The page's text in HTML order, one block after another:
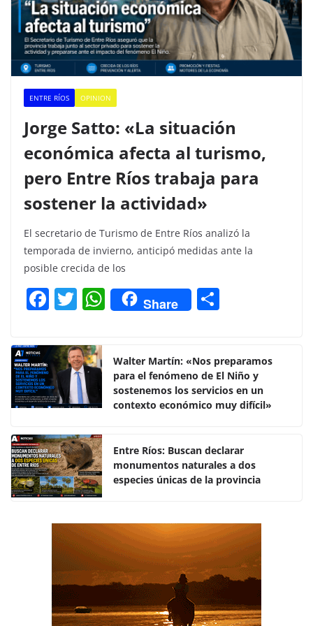
ENTRE RÍOS OPINION
Jorge Satto: «La situación
económica afecta al turismo,
pero Entre Ríos trabaja para
sostener la actividad»
El secretario de Turismo de Entre Ríos analizó la
temporada de invierno, anticipó medidas ante la
posible crecida de los
F
a
c
e
b
o
o
k
T
w
itt
er
W
h
s
A
p
Share
p
ar
tir
Walter Martín: «Nos preparamos
para el fenómeno de El Niño y
sostenemos los servicios en un
contexto económico muy difícil»
Entre Ríos: Buscan declarar
monumentos naturales a dos
especies únicas de la provincia